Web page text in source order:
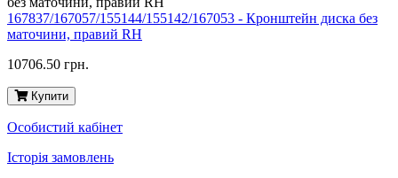
167837/167057/155144/155142/167053 - Кронштейн диска без
маточини, правий RH
10706.50 грн.
Купити
Особистий кабінет
Історія замовлень